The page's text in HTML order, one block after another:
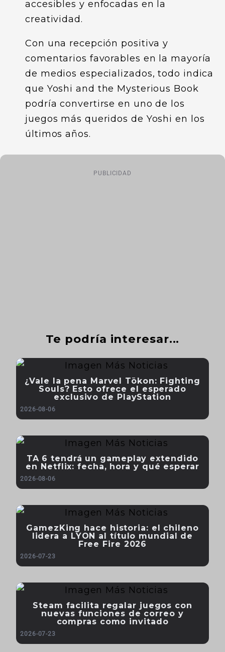
accesibles y enfocadas en la
creatividad.
Con una recepción positiva y
comentarios favorables en la mayoría
de medios especializados, todo indica
que Yoshi and the Mysterious Book
podría convertirse en uno de los
juegos más queridos de Yoshi en los
últimos años.
PUBLICIDAD
Te podría interesar...
¿Vale la pena Marvel Tōkon: Fighting
Souls? Esto ofrece el esperado
exclusivo de PlayStation
2026-08-06
TA 6 tendrá un gameplay extendido
en Netflix: fecha, hora y qué esperar
2026-08-06
GamezKing hace historia: el chileno
lidera a LYON al título mundial de
Free Fire 2026
2026-07-23
Steam facilita regalar juegos con
nuevas funciones de correo y
compras como invitado
2026-07-23